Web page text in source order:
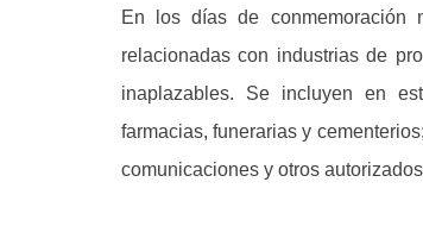
En los días de conmemoración
relacionadas con industrias de
inaplazables. Se incluyen en
farmacias, funerarias y
comunicaciones y otros